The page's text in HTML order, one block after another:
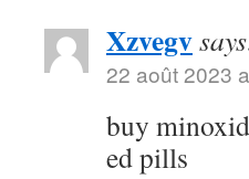
Xzvegv
22 août 2023
buy
ed pills